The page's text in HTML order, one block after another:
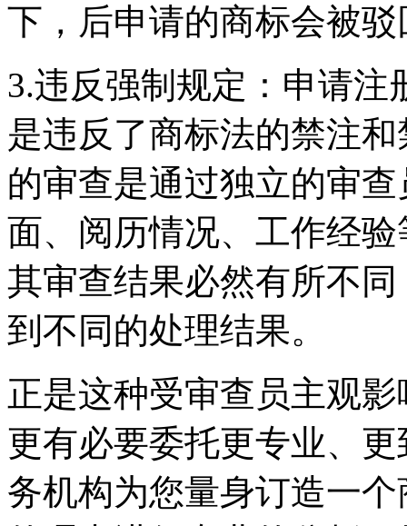
下，后申请的商标会被驳
3.违反强制规定：申请
是违反了商标法的禁注
的审查是通过独立的审
面、阅历情况、工作经
其审查结果必然有所不
到不同的处理结果。
正是这种受审查员主观
更有必要委托更专业、
务机构为您量身订造一